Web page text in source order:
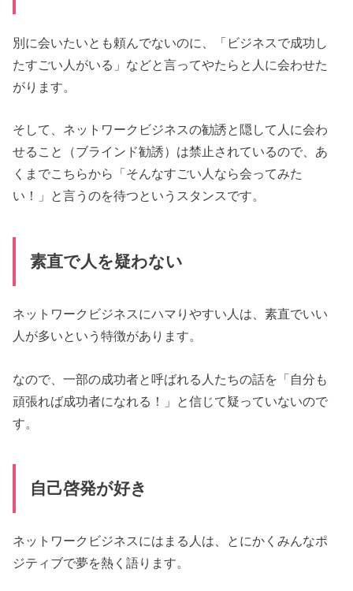
別に会いたいとも頼んでないのに、「ビジネスで成功し
たすごい人がいる」などと言ってやたらと人に会わせた
がります。
そして、ネットワークビジネスの勧誘と隠して人に会わ
せること（ブラインド勧誘）は禁止されているので、あ
くまでこちらから「そんなすごい人なら会ってみた
い！」と言うのを待つというスタンスです。
素直で人を疑わない
ネットワークビジネスにハマりやすい人は、素直でいい
人が多いという特徴があります。
なので、一部の成功者と呼ばれる人たちの話を「自分も
頑張れば成功者になれる！」と信じて疑っていないので
す。
自己啓発が好き
ネットワークビジネスにはまる人は、とにかくみんなポ
ジティブで夢を熱く語ります。